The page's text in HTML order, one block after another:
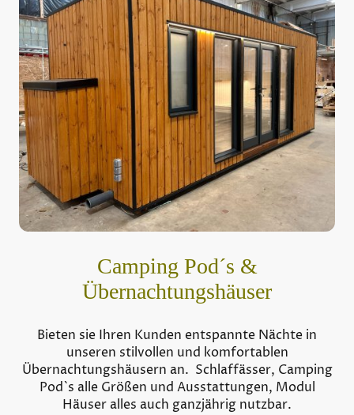
Camping Pod´s &
Übernachtungshäuser
Bieten sie Ihren Kunden entspannte Nächte in
unseren stilvollen und komfortablen
Übernachtungshäusern an. Schlaffässer, Camping
Pod`s alle Größen und Ausstattungen, Modul
Häuser alles auch ganzjährig nutzbar.